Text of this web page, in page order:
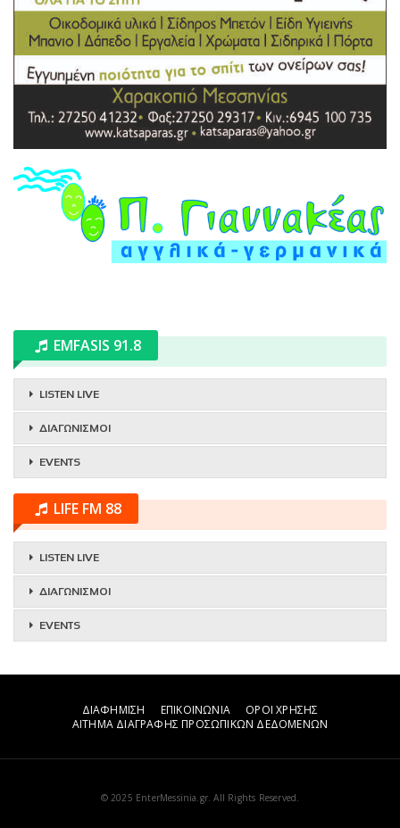
EMFASIS 91.8
LISTEN LIVE
ΔΙΑΓΩΝΙΣΜΟΙ
EVENTS
LIFE FM 88
LISTEN LIVE
ΔΙΑΓΩΝΙΣΜΟΙ
EVENTS
ΔΙΑΦΗΜΙΣΗ ΕΠΙΚΟΙΝΩΝΙΑ
ΟΡΟΙ ΧΡΗΣΗΣ
ΑΙΤΗΜΑ ΔΙΑΓΡΑΦΗΣ ΠΡΟΣΩΠΙΚΩΝ ΔΕΔΟΜΕΝΩΝ
© 2025 EnterMessinia.gr. All Rights Reserved.